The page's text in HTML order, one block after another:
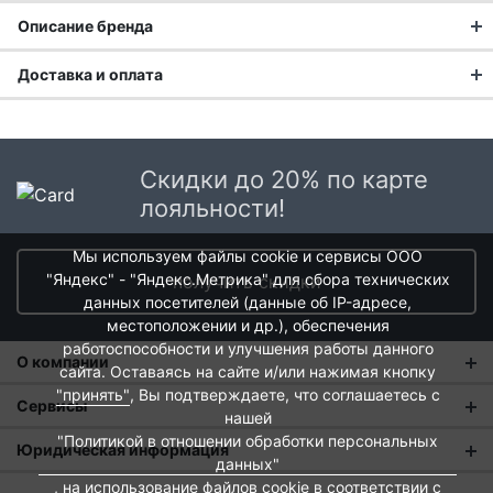
Описание бренда
вашего дома.
Доставка и оплата
Доставка в Москве и области
В Москве и Московской области доставка курьером до
Стоимость доставки в Москве в пределах МКАД399 руб.
в Московской Области и Москве за МКАД599 руб.
Интервал доставки по Московской области - с 10 до 22
При заказе в пункт выдачи СДЭК доставка по Москве
рассчитывается согласно тарифу СДЭК. Доставка в пункт
выдачи осуществляется только предоплаченных заказов.
Срок доставки от 1 до 2 дней.
Скидки до 20% по карте
лояльности!
получить скидки
О компании
О нас
Магазины
Новости
Сервисы
Оплата и тарифы доставки
Обмен и возврат
Юридическая информация
Пользовательское соглашение
Мы используем файлы cookie и сервисы ООО
"Яндекс" - "Яндекс.Метрика" для сбора технических
данных посетителей (данные об IP-адресе,
местоположении и др.), обеспечения
работоспособности и улучшения работы данного
сайта. Оставаясь на сайте и/или нажимая кнопку
"принять", Вы подтверждаете, что соглашаетесь с
нашей
"Политикой в отношении обработки персональных
данных"
, на использование файлов cookie в соответствии с